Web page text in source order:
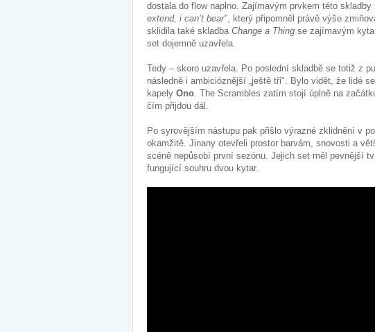
dostala do flow naplno. Zajímavým prvkem této
extend, i can’t bear", který připomněl právě výše
sklidila také skladba Change a Thing se zajímavým
set dojemně uzavřela.
Tedy – skoro uzavřela. Po poslední skladbě se totiž z
následně i ambicióznější „ještě tři". Bylo vidět, že lidé
kapely Ono. The Scrambles zatím stojí úplně na
čím přijdou dál.
Po syrovějším nástupu pak přišlo výrazné zklidnění v
okamžitě. Jinany otevřeli prostor barvám, snovosti a
scéně nepůsobí první sezónu. Jejich set měl pevnější
fungující souhru dvou kytar.